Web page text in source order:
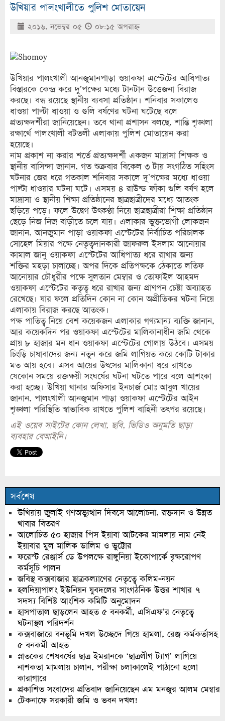
উখিয়ার পালংখালীতে পুলিশ মোতায়েন
২০১৬, নভেম্বর ০৫ ০৮:১৫ অপরাহ্ণ
উখিয়ার পালংখালী আনজুমানপাড়া ওয়াকফা এস্টেটের আধিপাত্য
বিস্তারকে কেন্দ্র করে দু’পক্ষের মধ্যে টানটান উত্তেজনা বিরাজ
করছে। বন্ধ রয়েছে স্থানীয় ব্যবসা প্রতিষ্ঠান। শনিবার সকালেও
ধাওয়া পাল্টা ধাওয়া ও গুলি বর্ষণের ঘটনা ঘটেছে বলে
প্রত্যক্ষদর্শীরা জানিয়েছেন। তবে থানা প্রশাসন বলছে, শান্তি শৃঙ্খলা
রক্ষার্থে পালংখালী বটতলী এলাকায় পুলিশ মোতায়েন করা
হয়েছে।
নাম প্রকাশ না করার শর্তে প্রত্যক্ষদর্শী একজন মাদ্রাসা শিক্ষক ও
স্থানীয় বাসিন্দা জানান, গত শুক্রবার বিকেল ৩ টায় সংগঠিত সহিংস
ঘটনার জের ধরে গতকাল শনিবার সকালে দু’পক্ষের মধ্যে ধাওয়া
পাল্টা ধাওয়ার ঘটনা ঘটে। এসময় ৪ রাউন্ড ফাঁকা গুলি বর্ষণ হলে
মাদ্রাসা ও স্থানীয় শিক্ষা প্রতিষ্ঠানের ছাত্রছাত্রীদের মধ্যে আতংক
ছড়িয়ে পড়ে। ফলে উদ্বেগ উৎকণ্ঠা নিয়ে ছাত্রছাত্রীরা শিক্ষা প্রতিষ্ঠান
ছেড়ে নিজ নিজ বাড়ীতে চলে যায়। এলাকার ভুক্তভোগী লোকজন
জানান, আনজুমান পাড়া ওয়াকফা এস্টেটের নির্বাচিত পরিচালক
সোহেল মিয়ার পক্ষে নেতৃত্বদানকারী জাফরুল ইসলাম আনোয়ার
কামাল জানু ওয়াকফা এস্টেটের আধিপাত্য ধরে রাখার জন্য
শক্তির মহড়া চালাচ্ছে। অপর দিকে প্রতিপক্ষকে ঠেকাতে লতিফ
আনোয়ার চৌধুরীর পক্ষে সুলতান মেম্বার ও তোফাইল আহমদ
ওয়াকফা এস্টেটের কতৃত্ব ধরে রাখার জন্য প্রাণপন চেষ্টা অব্যাহত
রেখেছে। যার ফলে প্রতিদিন কোন না কোন অপ্রীতিকর ঘটনা নিয়ে
এলাকায় বিরাজ করছে আতংক।
পক্ষ পাতিত্ব নিয়ে বেশ কয়েকজন এলাকার গণ্যমান্য ব্যক্তি জানান,
আর কয়েকদিন পর ওয়াকফা এস্টেটের মালিকানাধীন জমি থেকে
প্রায় ৮ হাজার মন ধান ওয়াকফা এস্টেটের গোলায় উঠবে। এসময়
চিংড়ি চাষাবাদের জন্য নতুন করে জমি লাগিয়ত করে কোটি টাকার
মত আয় হবে। এসব আয়ের উৎসের মালিকানা ধরে রাখতে
যেকোন সময়ে রক্তক্ষয়ী সংঘর্ষের ঘটনা ঘটতে পারে বলে আশংকা
করা হচ্ছে। উখিয়া থানার অফিসার ইনচার্জ মোঃ আবুল খায়ের
জানান, পালংখালী আনজুমান পাড়া ওয়াকফা এস্টেটের আইন
শৃঙ্খলা পরিস্থিতি স্বাভাবিক রাখতে পুলিশ বাহিনী তৎপর রয়েছে।
এই ওয়েব সাইটের কোন লেখা, ছবি, ভিডিও অনুমতি ছাড়া
ব্যবহার বেআইনি।
সর্বশেষ
উখিয়ায় জুলাই গণঅভ্যুত্থান দিবসে আলোচনা, রক্তদান ও উন্নত
খাবার বিতরণ
আলোচিত ৫০ হাজার পিস ইয়াবা আটকের মামলায় নাম নেই
ইয়াবার মুল মালিক ডালিম ও ভুট্টোর
ফরেস্ট রেঞ্জার্স ডে উপলক্ষে রাঙ্গুনিয়া ইকোপার্কে বৃক্ষরোপণ
কর্মসূচি পালন
জবিস্থ কক্সবাজার ছাত্রকল্যাণের নেতৃত্বে কলিম-নয়ন
হলদিয়াপালং ইউনিয়ন যুবদলের সাংগঠনিক উত্তর শাখার ৭
সদস্য বিশিষ্ট আংশিক কমিটি অনুমোদন
হাসপাতাল ছাড়লেন আহত ৫ বনকর্মী, এসিএফ’র নেতৃত্বে
ঘটনাস্থল পরিদর্শন
কক্সবাজারে বনভূমি দখল উচ্ছেদে গিয়ে হামলা, রেঞ্জ কর্মকর্তাসহ
৫ বনকর্মী আহত
স্নাতকের শেষবর্ষের ছাত্র ইমরানকে ‘ছাত্রলীগ ট্যাগ’ লাগিয়ে
নাশকতা মামলায় চালান, পরীক্ষা চলাকালেই পাঠানো হলো
কারাগারে
প্রকাশিত সংবাদের প্রতিবাদ জানিয়েছেন এম মনজুর আলম মেম্বার
টেকনাফে সরকারী জমি ও ভবন দখল!